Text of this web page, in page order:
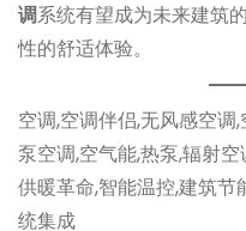
调系统有望成为未来建筑
性的舒适体验。
空调,空调伴侣,无风感空调
泵空调,空气能,热泵,辐射
供暖革命,智能温控,建筑节
统集成